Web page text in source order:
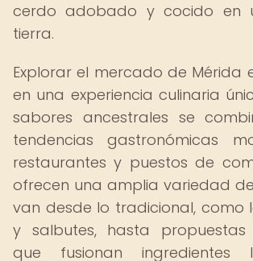
cerdo adobado y cocido en
tierra.
Explorar el mercado de Mérida
en una experiencia culinaria
sabores ancestrales se
tendencias gastronómicas
restaurantes y puestos de
ofrecen una amplia variedad
van desde lo tradicional, como
y salbutes, hasta propuestas
que fusionan ingredientes